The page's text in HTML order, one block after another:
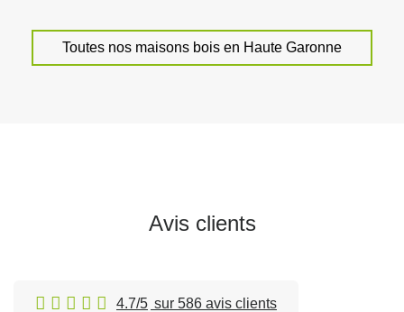
Toutes nos maisons bois en Haute Garonne
Avis clients
4.7/5 sur 586 avis clients